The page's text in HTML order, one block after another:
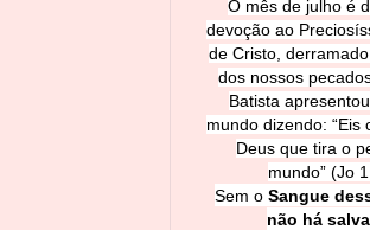
O mês de julho é
devoção ao
de Cristo,
dos nossos
Batista
mundo dizendo: “Eis
Deus que tira o
mundo” (Jo
Sem o Sangue
não há